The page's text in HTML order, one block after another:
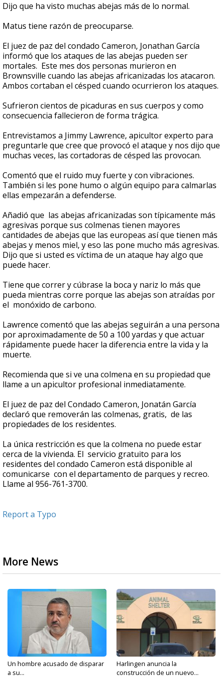
Dijo que ha visto muchas abejas más de lo normal.
Matus tiene razón de preocuparse.
El juez de paz del condado Cameron, Jonathan García
informó que los ataques de las abejas pueden ser
mortales. Este mes dos personas murieron en
Brownsville cuando las abejas africanizadas los atacaron.
Ambos cortaban el césped cuando ocurrieron los ataques.
Sufrieron cientos de picaduras en sus cuerpos y como
consecuencia fallecieron de forma trágica.
Entrevistamos a Jimmy Lawrence, apicultor experto para
preguntarle que cree que provocó el ataque y nos dijo que
muchas veces, las cortadoras de césped las provocan.
Comentó que el ruido muy fuerte y con vibraciones.
También si les pone humo o algún equipo para calmarlas
ellas empezarán a defenderse.
Añadió que las abejas africanizadas son típicamente más
agresivas porque sus colmenas tienen mayores
cantidades de abejas que las europeas así que tienen más
abejas y menos miel, y eso las pone mucho más agresivas.
Dijo que si usted es víctima de un ataque hay algo que
puede hacer.
Tiene que correr y cúbrase la boca y nariz lo más que
pueda mientras corre porque las abejas son atraídas por
el monóxido de carbono.
Lawrence comentó que las abejas seguirán a una persona
por aproximadamente de 50 a 100 yardas y que actuar
rápidamente puede hacer la diferencia entre la vida y la
muerte.
Recomienda que si ve una colmena en su propiedad que
llame a un apicultor profesional inmediatamente.
El juez de paz del Condado Cameron, Jonatán García
declaró que removerán las colmenas, gratis, de las
propiedades de los residentes.
La única restricción es que la colmena no puede estar
cerca de la vivienda. El servicio gratuito para los
residentes del condado Cameron está disponible al
comunicarse con el departamento de parques y recreo.
Llame al 956-761-3700.
Report a Typo
More News
Un hombre acusado de disparar
a su...
Harlingen anuncia la
construcción de un nuevo...